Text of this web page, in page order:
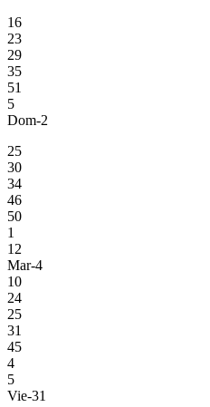
16
23
29
35
51
5
Dom-2
25
30
34
46
50
1
12
Mar-4
10
24
25
31
45
4
5
Vie-31